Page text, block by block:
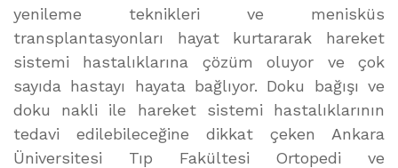
yenileme teknikleri ve menisküs
transplantasyonları hayat kurtararak hareket
sistemi hastalıklarına çözüm oluyor ve çok
sayıda hastayı hayata bağlıyor. Doku bağışı ve
doku nakli ile hareket sistemi hastalıklarının
tedavi edilebileceğine dikkat çeken Ankara
Üniversitesi Tıp Fakültesi Ortopedi ve